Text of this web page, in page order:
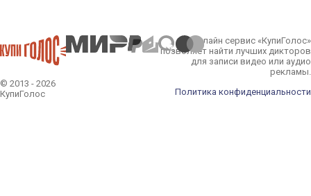
© 2013 - 2026
КупиГолос
Онлайн сервис «КупиГолос»
позволяет найти лучших дикторов
для записи видео или аудио
рекламы.
Политика конфиденциальности